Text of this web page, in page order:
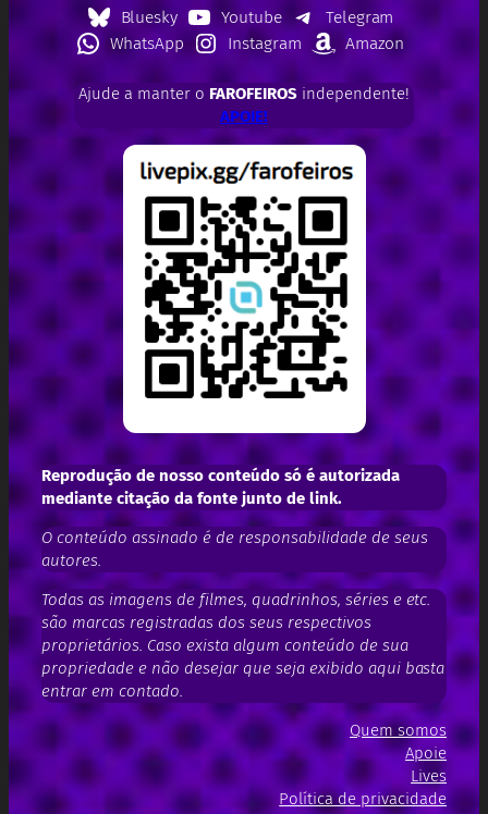
Bluesky Youtube
Telegram
WhatsApp
Instagram Amazon
Ajude a manter o FAROFEIROSindependente!
APOIE!
Reprodução de nosso conteúdo só é autorizada
mediante citação da fonte junto de link.
O conteúdo assinado é de responsabilidade de seus
autores.
Todas as imagens de filmes, quadrinhos, séries e etc.
são marcas registradas dos seus respectivos
proprietários. Caso exista algum conteúdo de sua
propriedade e não desejar que seja exibido aqui basta
entrar em contado.
Quem somos
Apoie
Lives
Política de privacidade